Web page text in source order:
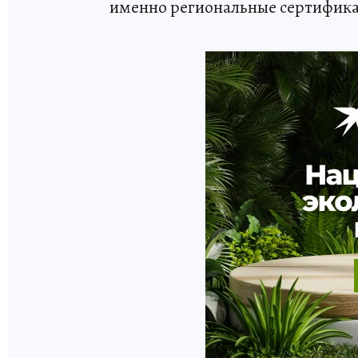
именно региональные